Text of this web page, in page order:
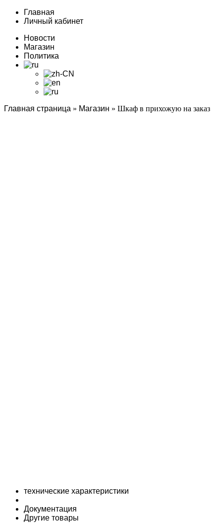
Главная
Личный кабинет
Новости
Магазин
Политика
Главная страница » Магазин » Шкаф в прихожую на заказ
технические характеристики
Документация
Другие товары